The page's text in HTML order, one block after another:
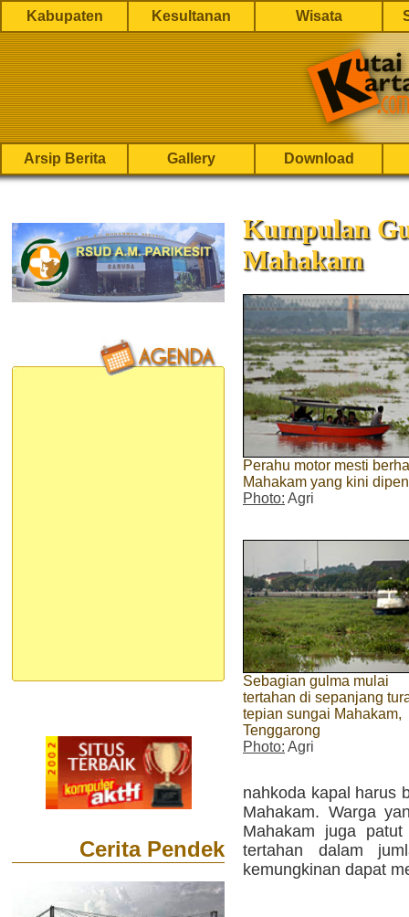
Kabupaten Kesultanan Wisata
Arsip Berita Gallery Download
Cerita Pendek
Kumpulan
Mahakam
Perahu motor mesti
Mahakam yang kini
Photo: Agri
Sebagian gulma mulai
tertahan di sepanjang
tepian sungai Mahakam,
Tenggarong
Photo: Agri
nahkoda kapal harus
Mahakam. Warga
Mahakam juga
tertahan dalam
kemungkinan dapat